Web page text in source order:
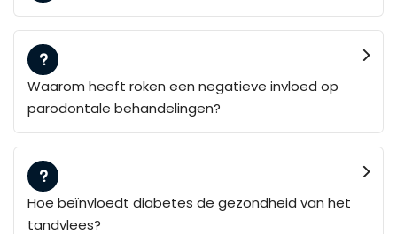
Waarom heeft roken een negatieve invloed op
parodontale behandelingen?
Hoe beïnvloedt diabetes de gezondheid van het
tandvlees?